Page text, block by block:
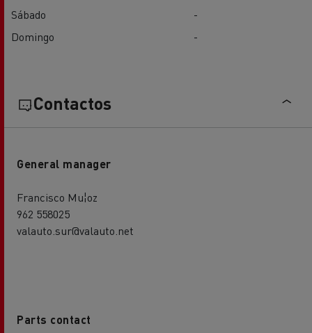
Sábado
-
Domingo
-
Contactos
General manager
Francisco Mu¦oz
962 558025
valauto.sur@valauto.net
Parts contact